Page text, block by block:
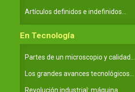
Artículos definidos e indefinidos...
En Tecnología
Partes de un microscopio y calidad...
Los grandes avances tecnológicos...
Revolución industrial: máquina...